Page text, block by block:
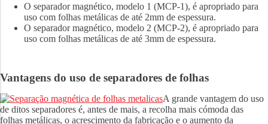
O separador magnético, modelo 1 (MCP-1), é apropriado para
uso com folhas metálicas de até 2mm de espessura.
O separador magnético, modelo 2 (MCP-2), é apropriado para
uso com folhas metálicas de até 3mm de espessura.
Vantagens do uso de separadores de folhas
A grande vantagem do uso
de ditos separadores é, antes de mais, a recolha mais cómoda das
folhas metálicas, o acrescimento da fabricação e o aumento da